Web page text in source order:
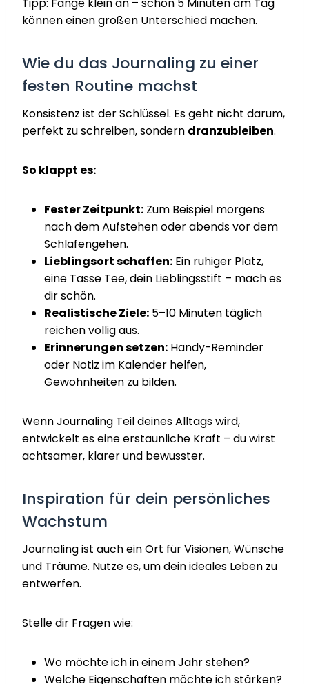
Tipp: Fange klein an – schon 5 Minuten am Tag
können einen großen Unterschied machen.
Wie du das Journaling zu einer
festen Routine machst
Konsistenz ist der Schlüssel. Es geht nicht darum,
perfekt zu schreiben, sondern dranzubleiben.
So klappt es:
Fester Zeitpunkt: Zum Beispiel morgens
nach dem Aufstehen oder abends vor dem
Schlafengehen.
Lieblingsort schaffen: Ein ruhiger Platz,
eine Tasse Tee, dein Lieblingsstift – mach es
dir schön.
Realistische Ziele: 5–10 Minuten täglich
reichen völlig aus.
Erinnerungen setzen: Handy-Reminder
oder Notiz im Kalender helfen,
Gewohnheiten zu bilden.
Wenn Journaling Teil deines Alltags wird,
entwickelt es eine erstaunliche Kraft – du wirst
achtsamer, klarer und bewusster.
Inspiration für dein persönliches
Wachstum
Journaling ist auch ein Ort für Visionen, Wünsche
und Träume. Nutze es, um dein ideales Leben zu
entwerfen.
Stelle dir Fragen wie:
Wo möchte ich in einem Jahr stehen?
Welche Eigenschaften möchte ich stärken?